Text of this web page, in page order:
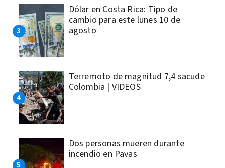
Dólar en Costa Rica: Tipo de
cambio para este lunes 10 de
agosto
Terremoto de magnitud 7,4 sacude
Colombia | VIDEOS
Dos personas mueren durante
incendio en Pavas